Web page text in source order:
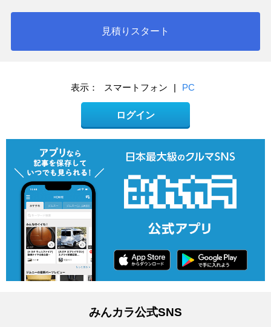
見積りスタート
表示： スマートフォン | PC
ログイン
みんカラ公式SNS